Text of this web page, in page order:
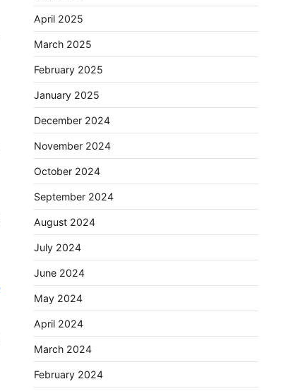
April 2025
March 2025
February 2025
January 2025
December 2024
November 2024
October 2024
September 2024
August 2024
July 2024
June 2024
May 2024
April 2024
March 2024
February 2024